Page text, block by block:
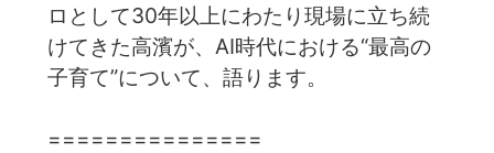
ロとして30年以上にわたり現場に立ち続
けてきた高濱が、AI時代における“最高の
子育て”について、語ります。
===============